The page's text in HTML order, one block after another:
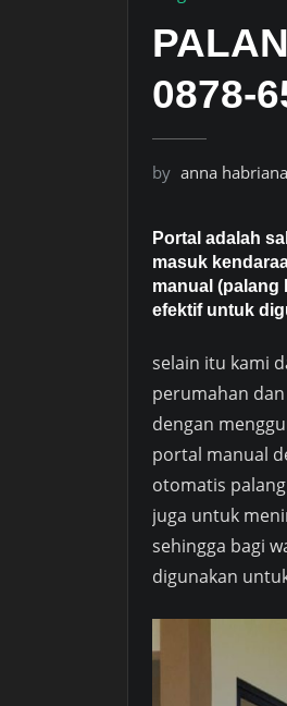
0878-
by anna habriana
Portal adalah
masuk
manual (palang
efektif untuk
selain itu kami
perumahan
dengan
portal manual
otomatis
juga untuk
sehingga bagi
digunakan